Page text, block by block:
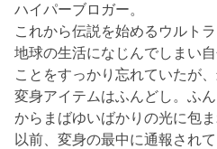
ハイパーブロガー。
これから伝説を始めるウルトラ
地球の生活になじんでしまい
ことをすっかり忘れていたが
変身アイテムはふんどし。ふ
からまばゆいばかりの光に包ま
以前、変身の最中に通報され